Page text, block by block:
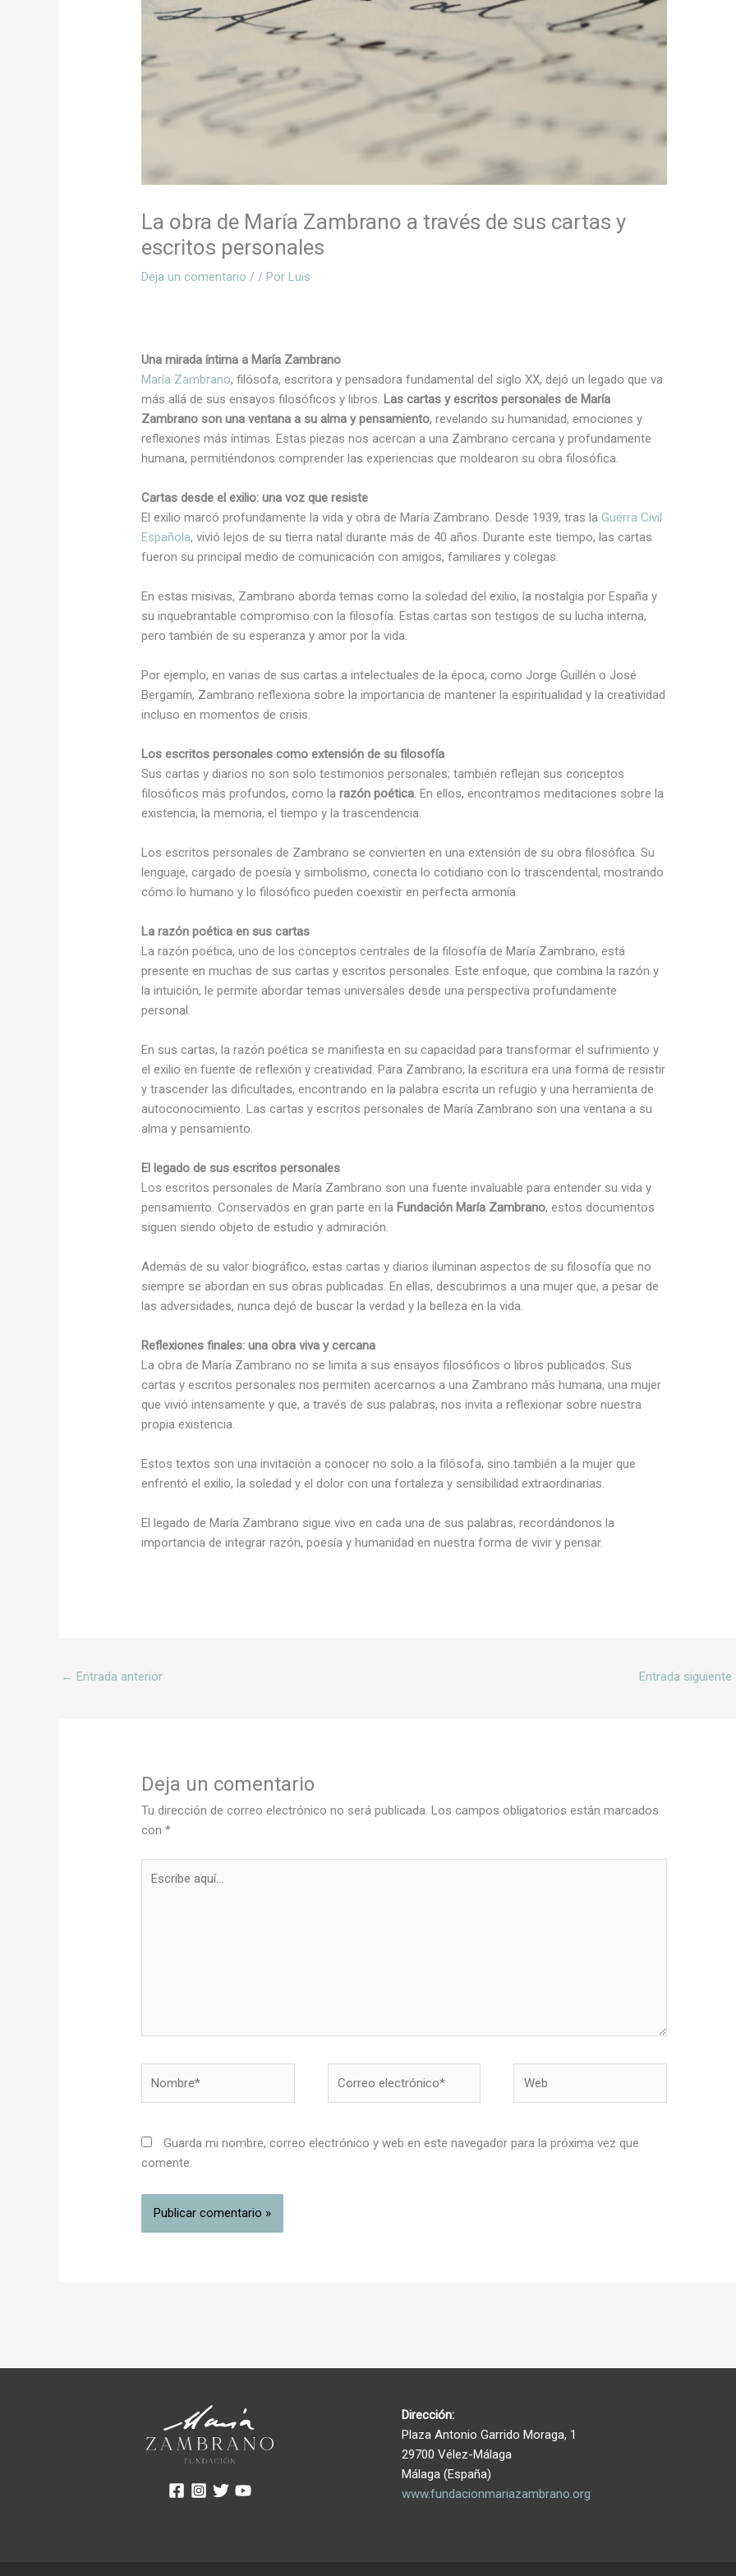
La obra de María Zambrano a través de sus cartas y
escritos personales
Deja un comentario // Por Luis
Una mirada íntima a María Zambrano
María Zambrano, filósofa, escritora y pensadora fundamental del siglo XX, dejó un legado que va
más allá de sus ensayos filosóficos y libros. Las cartas y escritos personales de María
Zambrano son una ventana a su alma y pensamiento, revelando su humanidad, emociones y
reflexiones más íntimas. Estas piezas nos acercan a una Zambrano cercana y profundamente
humana, permitiéndonos comprender las experiencias que moldearon su obra filosófica.
Cartas desde el exilio: una voz que resiste
El exilio marcó profundamente la vida y obra de María Zambrano. Desde 1939, tras laGuerra Civil
Española, vivió lejos de su tierra natal durante más de 40 años. Durante este tiempo, las cartas
fueron su principal medio de comunicación con amigos, familiares y colegas.
En estas misivas, Zambrano aborda temas como la soledad del exilio, la nostalgia por España y
su inquebrantable compromiso con la filosofía. Estas cartas son testigos de su lucha interna,
pero también de su esperanza y amor por la vida.
Por ejemplo, en varias de sus cartas a intelectuales de la época, como Jorge Guillén o José
Bergamín, Zambrano reflexiona sobre la importancia de mantener la espiritualidad y la creatividad
incluso en momentos de crisis.
Los escritos personales como extensión de su filosofía
Sus cartas y diarios no son solo testimonios personales; también reflejan sus conceptos
filosóficos más profundos, como larazón poética. En ellos, encontramos meditaciones sobre la
existencia, la memoria, el tiempo y la trascendencia.
Los escritos personales de Zambrano se convierten en una extensión de su obra filosófica. Su
lenguaje, cargado de poesía y simbolismo, conecta lo cotidiano con lo trascendental, mostrando
cómo lo humano y lo filosófico pueden coexistir en perfecta armonía.
La razón poética en sus cartas
La razón poética, uno de los conceptos centrales de la filosofía de María Zambrano, está
presente en muchas de sus cartas y escritos personales. Este enfoque, que combina la razón y
la intuición, le permite abordar temas universales desde una perspectiva profundamente
personal.
En sus cartas, la razón poética se manifiesta en su capacidad para transformar el sufrimiento y
el exilio en fuente de reflexión y creatividad. Para Zambrano, la escritura era una forma de resistir
y trascender las dificultades, encontrando en la palabra escrita un refugio y una herramienta de
autoconocimiento. Las cartas y escritos personales de María Zambrano son una ventana a su
alma y pensamiento.
El legado de sus escritos personales
Los escritos personales de María Zambrano son una fuente invaluable para entender su vida y
pensamiento. Conservados en gran parte en la Fundación María Zambrano, estos documentos
siguen siendo objeto de estudio y admiración.
Además de su valor biográfico, estas cartas y diarios iluminan aspectos de su filosofía que no
siempre se abordan en sus obras publicadas. En ellas, descubrimos a una mujer que, a pesar de
las adversidades, nunca dejó de buscar la verdad y la belleza en la vida.
Reflexiones finales: una obra viva y cercana
La obra de María Zambrano no se limita a sus ensayos filosóficos o libros publicados. Sus
cartas y escritos personales nos permiten acercarnos a una Zambrano más humana, una mujer
que vivió intensamente y que, a través de sus palabras, nos invita a reflexionar sobre nuestra
propia existencia.
Estos textos son una invitación a conocer no solo a la filósofa, sino también a la mujer que
enfrentó el exilio, la soledad y el dolor con una fortaleza y sensibilidad extraordinarias.
El legado de María Zambrano sigue vivo en cada una de sus palabras, recordándonos la
importancia de integrar razón, poesía y humanidad en nuestra forma de vivir y pensar.
← Entrada anterior Entrada siguiente
Deja un comentario
Tu dirección de correo electrónico no será publicada. Los campos obligatorios están marcados
con*
aquí...
electrónico*
Guarda mi nombre, correo electrónico y web en este navegador para la próxima vez que
comente.
Dirección:
Plaza Antonio Garrido Moraga, 1
29700 Vélez-Málaga
Málaga (España)
www.fundacionmariazambrano.org